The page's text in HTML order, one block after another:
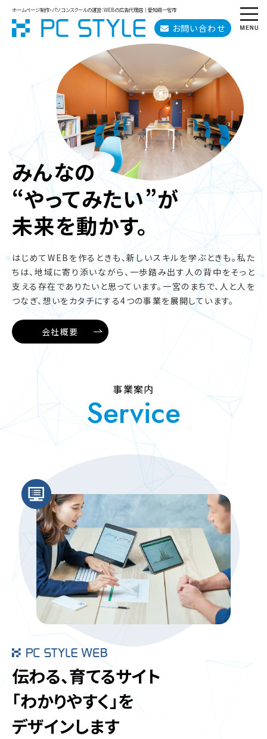
ホームページ制作・パソコンスクールの運営：WEBの広告代理店｜愛知県一宮市
お問い合わせ
みんなの
“やってみたい”が
未来を動かす。
はじめてWEBを作るときも、新しいスキルを学ぶときも。 私た
ちは、地域に寄り添いながら、一歩踏み出す人の背中をそっと
支える存在でありたいと思っています。 一宮のまちで、人と人を
つなぎ、想いをカタチにする4つの事業を展開しています。
会社概要
事業案内
Service
伝わる、育てるサイト
「わかりやすく」を
デザインします